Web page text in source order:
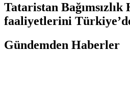
Tataristan
faaliyetlerini
Gündemden Haberler